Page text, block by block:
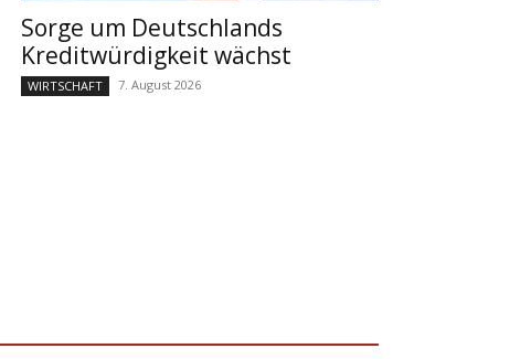
Sorge um Deutschlands
Kreditwürdigkeit wächst
WIRTSCHAFT 7. August 2026